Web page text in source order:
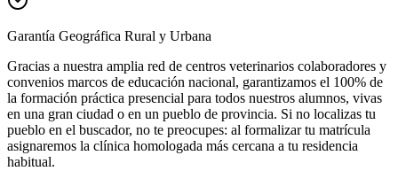
Garantía Geográfica Rural y Urbana
Gracias a nuestra amplia red de centros veterinarios colaboradores y
convenios marcos de educación nacional, garantizamos el 100% de
la formación práctica presencial para todos nuestros alumnos, vivas
en una gran ciudad o en un pueblo de provincia. Si no localizas tu
pueblo en el buscador, no te preocupes: al formalizar tu matrícula
asignaremos la clínica homologada más cercana a tu residencia
habitual.